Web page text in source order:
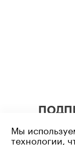
Мы
технологии,